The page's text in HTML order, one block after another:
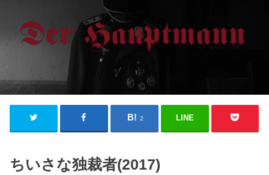
2 LINE
ちいさな独裁者(2017)